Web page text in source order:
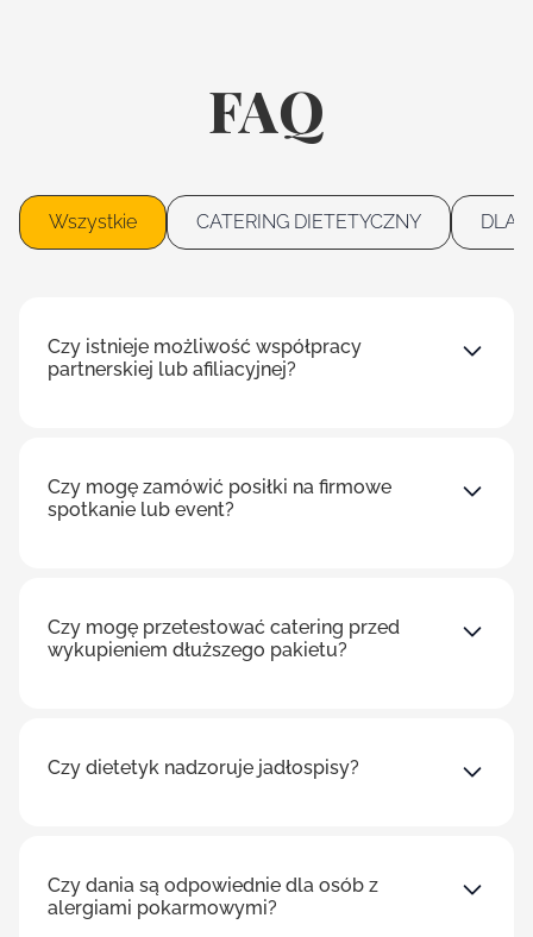
FAQ
Wszystkie CATERING DIETETYCZNY DLA
Czy istnieje możliwość współpracy
partnerskiej lub afiliacyjnej?
Czy mogę zamówić posiłki na firmowe
spotkanie lub event?
Czy mogę przetestować catering przed
wykupieniem dłuższego pakietu?
Czy dietetyk nadzoruje jadłospisy?
Czy dania są odpowiednie dla osób z
alergiami pokarmowymi?